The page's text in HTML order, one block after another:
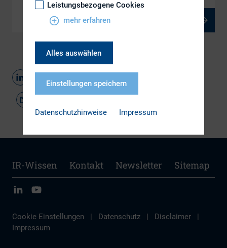
IR-Wissen Kontakt Newsletter Sitemap
Cookie Einstellungen | Datenschutz | Disclaimer
|
Impressum
Leistungsbezogene Cookies
mehr erfahren
Alles auswählen
Einstellungen speichern
Datenschutzhinweise Impressum